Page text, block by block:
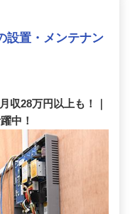
設置・メンテナン
収28万円以上も！｜
中！